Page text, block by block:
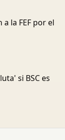
la FEF por el
si BSC es